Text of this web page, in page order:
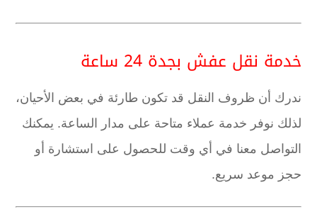
خدمة نقل عفش بجدة 24 ساعة
ندرك أن ظروف النقل قد تكون طارئة في بعض الأحيان،
لذلك نوفر خدمة عملاء متاحة على مدار الساعة. يمكنك
التواصل معنا في أي وقت للحصول على استشارة أو
حجز موعد سريع.